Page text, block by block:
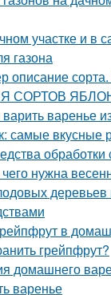
участке и в
газона
описание
СОРТОВ
варить варенье
самые вкусные
обработки
нужна
в
грейпфрут?
домашнего
варенье